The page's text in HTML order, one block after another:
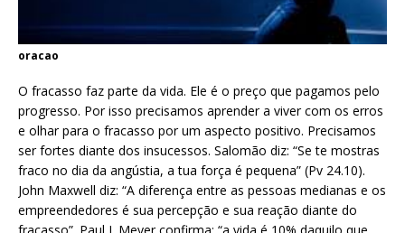
oracao
O fracasso faz parte da vida. Ele é o preço que pagamos pelo
progresso. Por isso precisamos aprender a viver com os erros
e olhar para o fracasso por um aspecto positivo. Precisamos
ser fortes diante dos insucessos. Salomão diz: “Se te mostras
fraco no dia da angústia, a tua força é pequena” (Pv 24.10).
John Maxwell diz: “A diferença entre as pessoas medianas e os
empreendedores é sua percepção e sua reação diante do
fracasso”. Paul J. Meyer confirma: “a vida é 10% daquilo que